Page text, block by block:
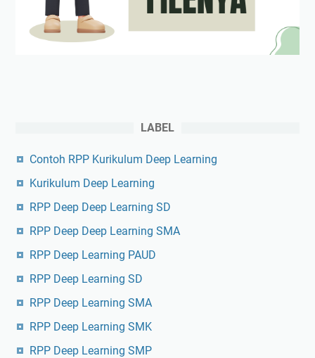
LABEL
Contoh RPP Kurikulum Deep Learning
Kurikulum Deep Learning
RPP Deep Deep Learning SD
RPP Deep Deep Learning SMA
RPP Deep Learning PAUD
RPP Deep Learning SD
RPP Deep Learning SMA
RPP Deep Learning SMK
RPP Deep Learning SMP